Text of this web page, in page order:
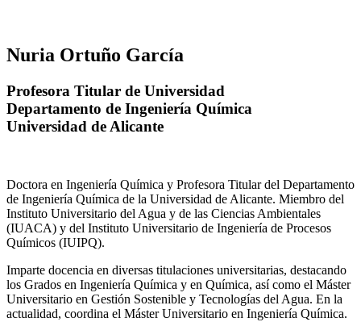
Nuria Ortuño García
Profesora Titular de Universidad
Departamento de Ingeniería Química
Universidad de Alicante
Doctora en Ingeniería Química y Profesora Titular del Departamento
de Ingeniería Química de la Universidad de Alicante. Miembro del
Instituto Universitario del Agua y de las Ciencias Ambientales
(IUACA) y del Instituto Universitario de Ingeniería de Procesos
Químicos (IUIPQ).
Imparte docencia en diversas titulaciones universitarias, destacando
los Grados en Ingeniería Química y en Química, así como el Máster
Universitario en Gestión Sostenible y Tecnologías del Agua. En la
actualidad, coordina el Máster Universitario en Ingeniería Química.